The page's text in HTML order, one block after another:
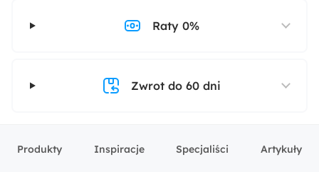
Raty 0%
Zwrot do 60 dni
Produkty Inspiracje Specjaliści Artykuły